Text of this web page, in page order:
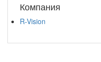
Компания
R-Vision